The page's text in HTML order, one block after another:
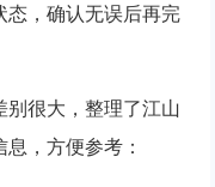
态，确认无误后再完
很大，整理了江山
，方便参考：